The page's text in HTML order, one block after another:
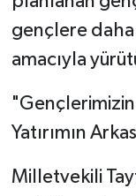
gençlere daha
amacıyla
Yatırımın
Milletvekili